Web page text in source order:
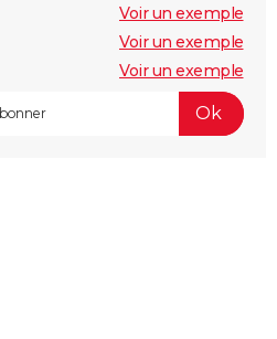
Voir un exemple
Voir un exemple
Voir un exemple